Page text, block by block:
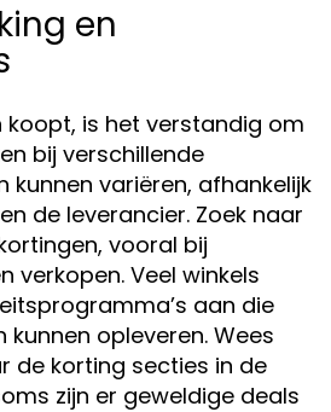
en
is het verstandig om
bij verschillende
kunnen variëren, afhankelijk
de leverancier. Zoek naar
vooral bij
verkopen. Veel winkels
aan die
opleveren. Wees
de korting secties in de
zijn er geweldige deals